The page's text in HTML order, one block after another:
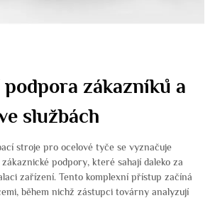
zákazníků a
službách
stroje pro ocelové tyče se vyznačuje
podpory, které sahají daleko za
zařízení. Tento komplexní přístup začíná
během nichž zástupci továrny analyzují